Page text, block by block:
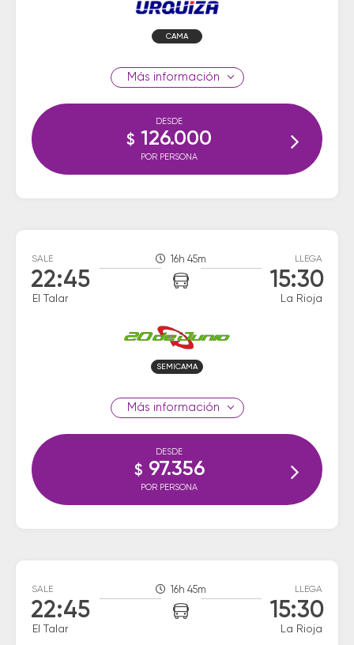
CAMA
información
DESDE
$ 126.000
POR PERSONA
SALE
22:45
El Talar
16h 45m LLEGA
15:30
La Rioja
SEMICAMA
información
DESDE
$ 97.356
POR PERSONA
SALE
22:45
El Talar
16h 45m LLEGA
15:30
La Rioja